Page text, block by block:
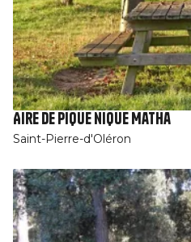
Aire de pique nique Matha
Saint-Pierre-d'Oléron